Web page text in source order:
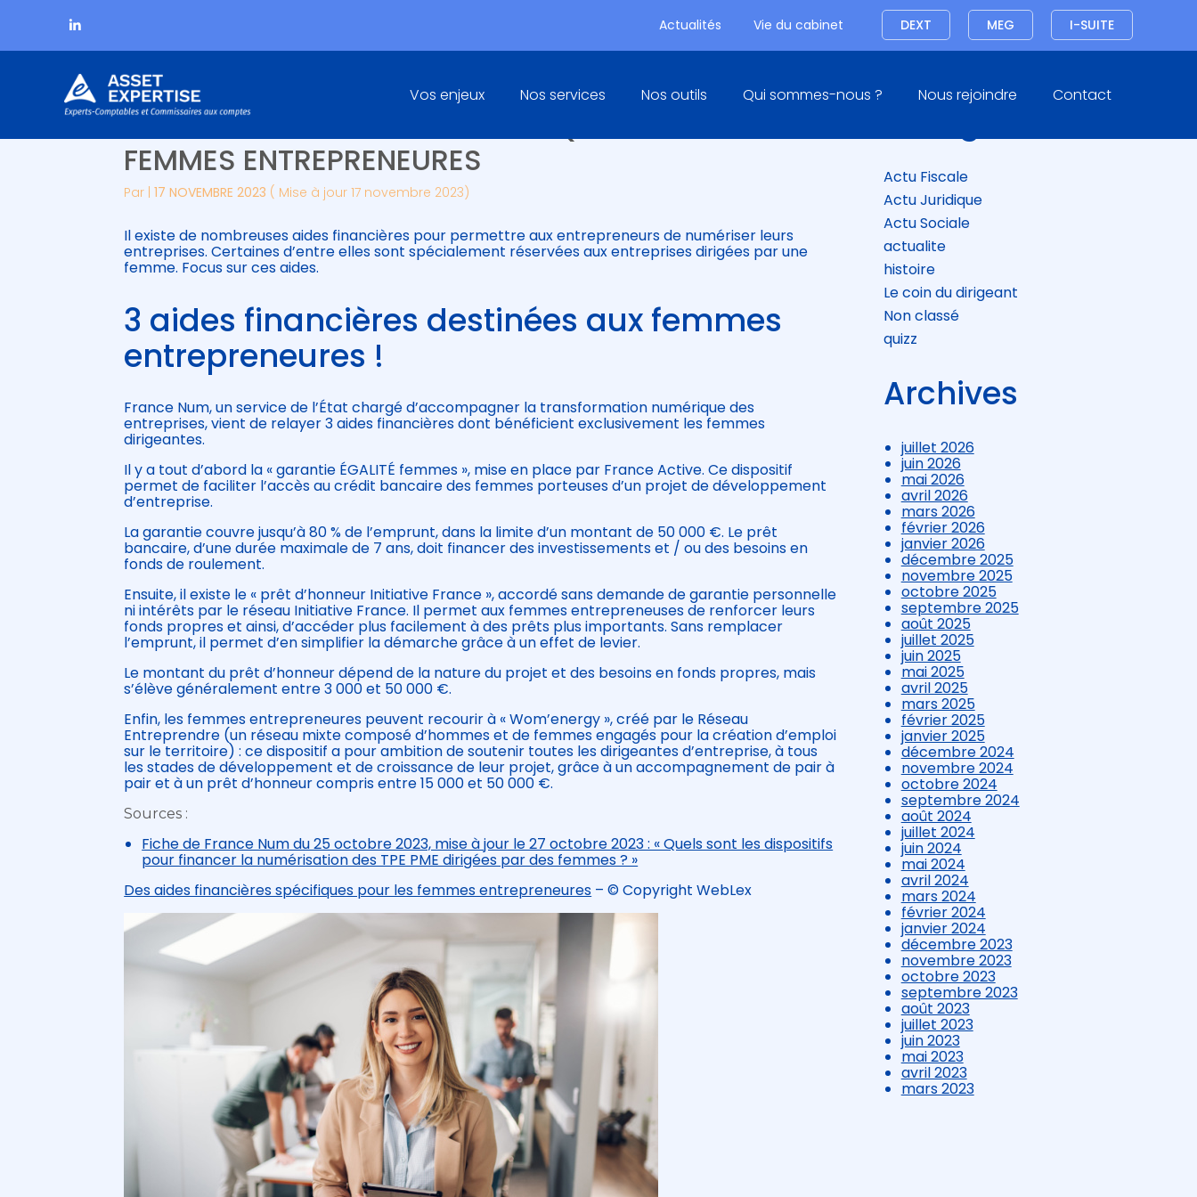
Actualités Vie du cabinet Connexion I-SUITE
MEG
DEXT
Aller
au
Principal
Vos enjeux Nos services Nos outils Qui sommes-nous ? Nous rejoindre Contact
DES AIDES FINANCIÈRES SPÉCIFIQUES POUR LES
FEMMES ENTREPRENEURES
Par |17 NOVEMBRE 2023 ( Mise à jour 17 novembre 2023)
Il existe de nombreuses aides financières pour permettre aux entrepreneurs de numériser leurs
entreprises. Certaines d’entre elles sont spécialement réservées aux entreprises dirigées par une
femme. Focus sur ces aides.
3 aides financières destinées aux femmes
entrepreneures !
France Num, un service de l’État chargé d’accompagner la transformation numérique des
entreprises, vient de relayer 3 aides financières dont bénéficient exclusivement les femmes
dirigeantes.
Il y a tout d’abord la « garantie ÉGALITÉ femmes », mise en place par France Active. Ce dispositif
permet de faciliter l’accès au crédit bancaire des femmes porteuses d’un projet de développement
d’entreprise.
La garantie couvre jusqu’à 80 % de l’emprunt, dans la limite d’un montant de 50 000 €. Le prêt
bancaire, d’une durée maximale de 7 ans, doit financer des investissements et / ou des besoins en
fonds de roulement.
Ensuite, il existe le « prêt d’honneur Initiative France », accordé sans demande de garantie personnelle
ni intérêts par le réseau Initiative France. Il permet aux femmes entrepreneuses de renforcer leurs
fonds propres et ainsi, d’accéder plus facilement à des prêts plus importants. Sans remplacer
l’emprunt, il permet d’en simplifier la démarche grâce à un effet de levier.
Le montant du prêt d’honneur dépend de la nature du projet et des besoins en fonds propres, mais
s’élève généralement entre 3 000 et 50 000 €.
Enfin, les femmes entrepreneures peuvent recourir à « Wom’energy », créé par le Réseau
Entreprendre (un réseau mixte composé d’hommes et de femmes engagés pour la création d’emploi
sur le territoire) : ce dispositif a pour ambition de soutenir toutes les dirigeantes d’entreprise, à tous
les stades de développement et de croissance de leur projet, grâce à un accompagnement de pair à
pair et à un prêt d’honneur compris entre 15 000 et 50 000 €.
Sources :
Fiche de France Num du 25 octobre 2023, mise à jour le 27 octobre 2023 : « Quels sont les dispositifs
pour financer la numérisation des TPE PME dirigées par des femmes ? »
Des aides financières spécifiques pour les femmes entrepreneures – © Copyright WebLex
Blog
Actu Fiscale
Actu Juridique
Actu Sociale
actualite
histoire
Le coin du dirigeant
Non classé
quizz
Archives
juillet 2026
juin 2026
mai 2026
avril 2026
mars 2026
février 2026
janvier 2026
décembre 2025
novembre 2025
octobre 2025
septembre 2025
août 2025
juillet 2025
juin 2025
mai 2025
avril 2025
mars 2025
février 2025
janvier 2025
décembre 2024
novembre 2024
octobre 2024
septembre 2024
août 2024
juillet 2024
juin 2024
mai 2024
avril 2024
mars 2024
février 2024
janvier 2024
décembre 2023
novembre 2023
octobre 2023
septembre 2023
août 2023
juillet 2023
juin 2023
mai 2023
avril 2023
mars 2023